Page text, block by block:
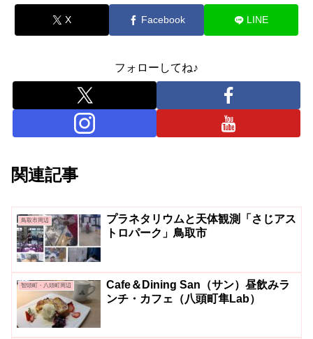
X Facebook LINE
フォローしてね♪
関連記事
鳥取市周辺
プラネタリウムと天体観測「さじアス
トロパーク」鳥取市
智頭町・八頭町周辺
Cafe＆Dining San（サン）昼飲みラ
ンチ・カフェ（八頭町隼Lab）